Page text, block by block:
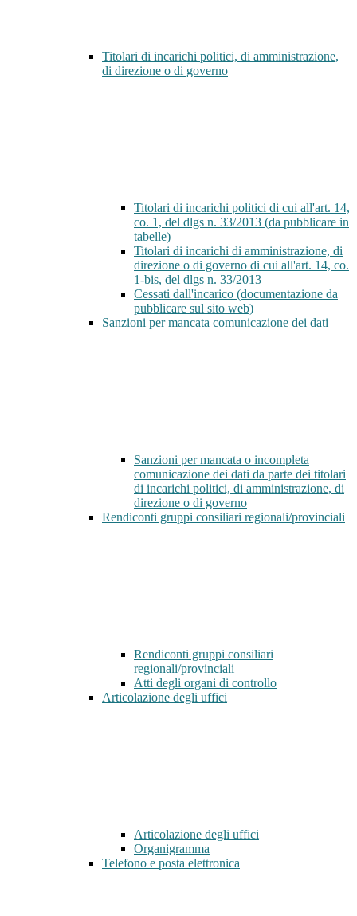
Titolari di incarichi politici, di amministrazione,
di direzione o di governo
Titolari di incarichi politici di cui all'art. 14,
co. 1, del dlgs n. 33/2013 (da pubblicare in
tabelle)
Titolari di incarichi di amministrazione, di
direzione o di governo di cui all'art. 14, co.
1-bis, del dlgs n. 33/2013
Cessati dall'incarico (documentazione da
pubblicare sul sito web)
Sanzioni per mancata comunicazione dei dati
Sanzioni per mancata o incompleta
comunicazione dei dati da parte dei titolari
di incarichi politici, di amministrazione, di
direzione o di governo
Rendiconti gruppi consiliari regionali/provinciali
Rendiconti gruppi consiliari
regionali/provinciali
Atti degli organi di controllo
Articolazione degli uffici
Articolazione degli uffici
Organigramma
Telefono e posta elettronica